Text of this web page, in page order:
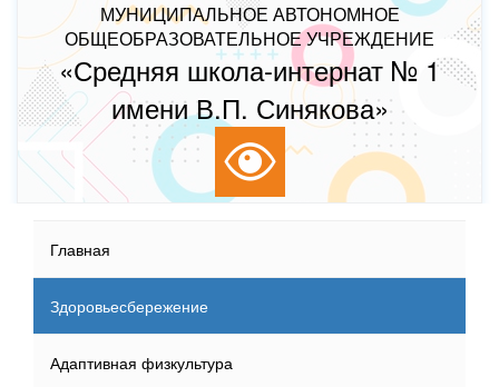
МУНИЦИПАЛЬНОЕ АВТОНОМНОЕ
ОБЩЕОБРАЗОВАТЕЛЬНОЕ УЧРЕЖДЕНИЕ
«Средняя школа-интернат № 1
имени В.П. Синякова»
Главная
Здоровьесбережение
Адаптивная физкультура